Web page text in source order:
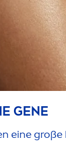
GENE
eine große